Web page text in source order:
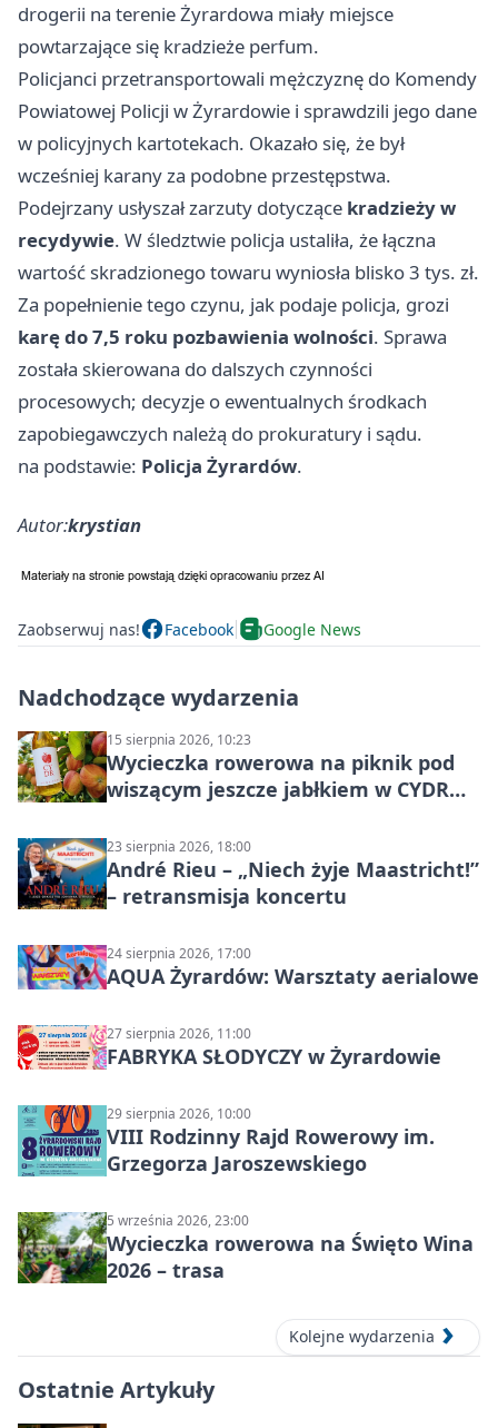
drogerii na terenie Żyrardowa miały miejsce
powtarzające się kradzieże perfum.
Policjanci przetransportowali mężczyznę do Komendy
Powiatowej Policji w Żyrardowie i sprawdzili jego dane
w policyjnych kartotekach. Okazało się, że był
wcześniej karany za podobne przestępstwa.
Podejrzany usłyszał zarzuty dotyczące kradzieży w
recydywie. W śledztwie policja ustaliła, że łączna
wartość skradzionego towaru wyniosła blisko 3 tys. zł.
Za popełnienie tego czynu, jak podaje policja, grozi
karę do 7,5 roku pozbawienia wolności. Sprawa
została skierowana do dalszych czynności
procesowych; decyzje o ewentualnych środkach
zapobiegawczych należą do prokuratury i sądu.
na podstawie: Policja Żyrardów.
Autor:krystian
Zaobserwuj nas! Facebook Google News
Nadchodzące wydarzenia
15 sierpnia 2026, 10:23
Wycieczka rowerowa na piknik pod
wiszącym jeszcze jabłkiem w CYDR
23 sierpnia 2026, 18:00
André Rieu – „Niech żyje Maastricht!”
– retransmisja koncertu
24 sierpnia 2026, 17:00
AQUA Żyrardów: Warsztaty aerialowe
27 sierpnia 2026, 11:00
FABRYKA SŁODYCZY w Żyrardowie
29 sierpnia 2026, 10:00
VIII Rodzinny Rajd Rowerowy im.
Grzegorza Jaroszewskiego
5 września 2026, 23:00
Wycieczka rowerowa na Święto Wina
2026 – trasa
Kolejne wydarzenia
Ostatnie Artykuły